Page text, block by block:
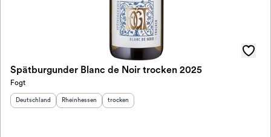
Spätburgunder Blanc de Noir trocken 2025
Fogt
Herkunftsland
Deutschland Herkunftsregion :
Rheinhessen Geschmack
trocken